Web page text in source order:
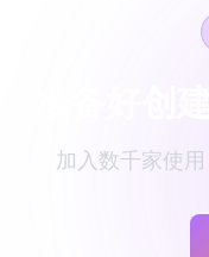
加入数千家使